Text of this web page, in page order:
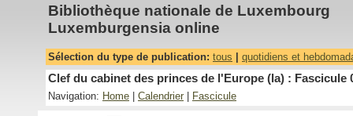
Bibliothèque nationale de Luxembourg
Luxemburgensia online
Sélection du type de publication: tous quotidiens et
Clef du cabinet des princes de l'Europe (la) : Fascicule
Navigation: Home Calendrier Fascicule